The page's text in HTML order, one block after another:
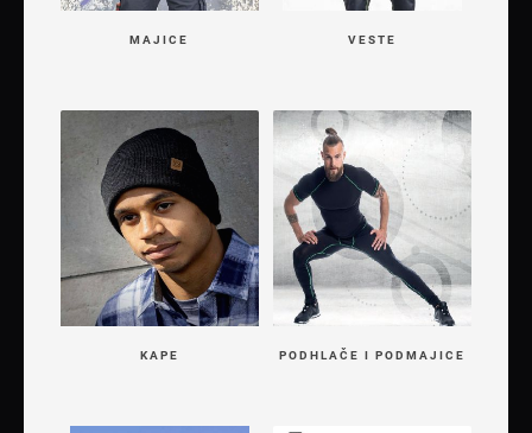
MAJICE VESTE
KAPE PODHLAČE I PODMAJICE